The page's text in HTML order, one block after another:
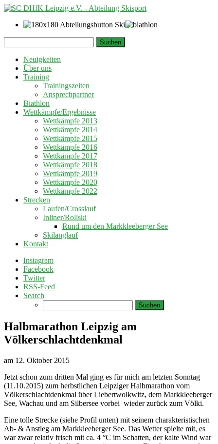
zum
Inhalt
nach:
Neuigkeiten
Über uns
Training
Trainingszeiten
Ansprechpartner
Biathlon
Wettkämpfe/Ergebnisse
Wettkämpfe 2013
Wettkämpfe 2014
Wettkämpfe 2015
Wettkämpfe 2016
Wettkämpfe 2017
Wettkämpfe 2018
Wettkämpfe 2019
Wettkämpfe 2020
Wettkämpfe 2022
Strecken
Laufen/Crosslauf
Inliner/Rollski
Rund um den Markkleeberger See
Skilanglauf
Kontakt
Instagram
Facebook
Twitter
RSS-Feed
Search
nach:
Halbmarathon Leipzig am
Völkerschlachtdenkmal
am 12. Oktober 2015
Jetzt schon zum dritten Mal ging es für mich am letzten Sonntag
(11.10.2015) zum herbstlichen Leipziger Halbmarathon vom
Völkerschlachtdenkmal über Liebertwolkwitz, dem Markkleeberger
See, Wachau und am Silbersee vorbei wieder zurück zum Völki.
Eine tolle Strecke (siehe Profil unten) mit seinem charakteristischen
Ab- & Anstieg am Markkleeberger See. Das Wetter spielte mit, es
war zwar relativ frisch mit ca. 4 °C im Schatten, der kalte Wind war